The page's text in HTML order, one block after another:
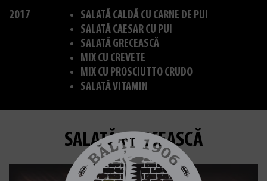
2017
SALATĂ CALDĂ CU CARNE DE PUI
SALATĂ CAESAR CU PUI
SALATĂ GRECEASCĂ
MIX CU CREVETE
MIX CU PROSCIUTTO CRUDO
SALATĂ VITAMIN
SALATĂ GRECEASCĂ